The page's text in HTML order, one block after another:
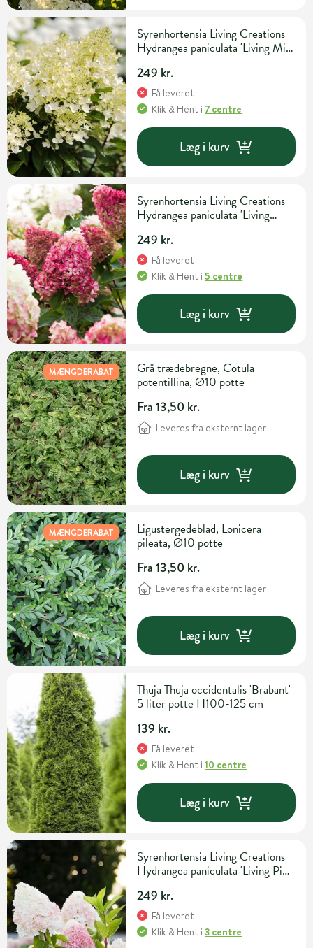
Syrenhortensia Living Creations
Hydrangea paniculata 'Living Milk
249 kr.
Få leveret
Klik & Hent i 7 centre
Læg i kurv
Syrenhortensia Living Creations
Hydrangea paniculata 'Living
249 kr.
Få leveret
Klik & Hent i5 centre
Læg i kurv
MÆNGDERABAT
MÆNGDERABAT
Grå trædebregne, Cotula
potentillina, Ø10 potte
Fra 13,50 kr.
Leveres fra eksternt lager
Læg i kurv
MÆNGDERABAT
MÆNGDERABAT
Ligustergedeblad, Lonicera
pileata, Ø10 potte
Fra 13,50 kr.
Leveres fra eksternt lager
Læg i kurv
Thuja Thuja occidentalis 'Brabant'
5 liter potte H100-125 cm
139 kr.
Få leveret
Klik & Hent i10 centre
Læg i kurv
Syrenhortensia Living Creations
Hydrangea paniculata 'Living Pink
249 kr.
Få leveret
Klik & Hent i3 centre